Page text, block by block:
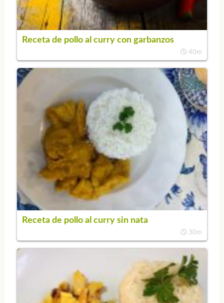
Receta de pollo al curry con garbanzos
40m
Receta de pollo al curry sin nata
30m